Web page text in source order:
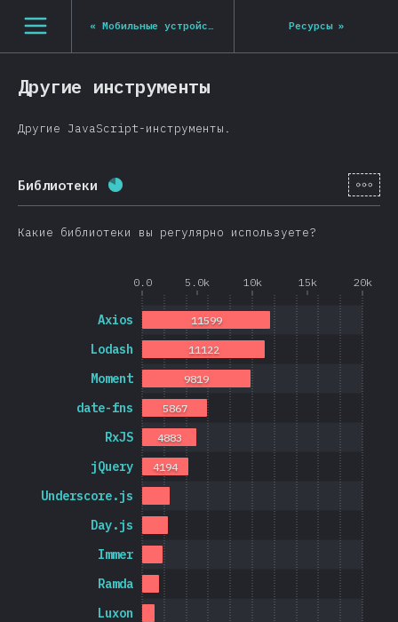
[ru-RU] general.open_nav
« Мобильные устройства и десктоп Ресурсы»
Другие инструменты
Другие JavaScript-инструменты.
Библиотеки Процент заполнения: 19202)
[ru-
Какие библиотеки вы регулярно используете?
0.0 5.0k 10k 15k 20k
Luxon
Ramda
Immer
Day.js
Underscore.js
jQuery
RxJS
date-fns
Moment
Lodash
Axios
4194
4883
5867
9819
11122
11599